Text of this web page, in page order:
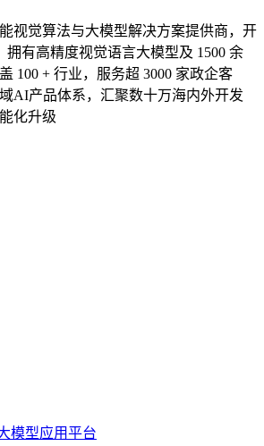
视觉算法与大模型解决方案提供商，开
有高精度视觉语言大模型及 1500 余
100 + 行业，服务超 3000 家政企客
AI产品体系，汇聚数十万海内外开发
化升级
模型应用平台